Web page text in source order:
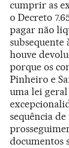
cumprir as
o Decreto
pagar não
subsequente
houve
porque os
Pinheiro e
uma lei geral
sequência
documentos